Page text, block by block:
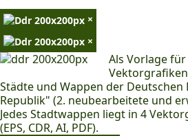
×
×
Als Vorlage
Städte und Wappen der
Republik" (2. neubearbeitete und
Jedes Stadtwappen liegt in 4
(EPS, CDR, AI, PDF).